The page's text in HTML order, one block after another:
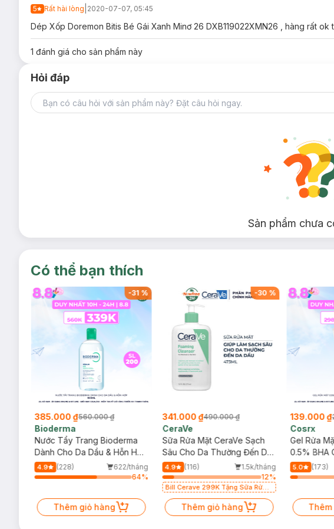
5 Rất hài lòng 2020-07-07, 05:45
Dép Xốp Doremon Bitis Bé Gái Xanh Minơ 26 DXB119022XMN26 , hàng rất ok
1 đánh giá cho sản phẩm này
Hỏi đáp
Sản phẩm chưa
Có thể bạn thích
-31 %
385.000 ₫560.000 ₫
Bioderma
Nước Tẩy Trang Bioderma
Dành Cho Da Dầu & Hỗn Hợp
500ml
4.9 (228)
622/tháng
64%
Thêm giỏ hàng
-30 %
341.000 ₫490.000 ₫
CeraVe
Sữa Rửa Mặt CeraVe Sạch
Sâu Cho Da Thường Đến Da
Dầu 473ml
4.9 (116)
1.5k/tháng
12%
Bill Cerave 299K Tặng Sữa Rửa
Thêm giỏ hàng
139.000 ₫
Cosrx
Gel Rửa
0.5% BHA
150ml
5.0
(173)